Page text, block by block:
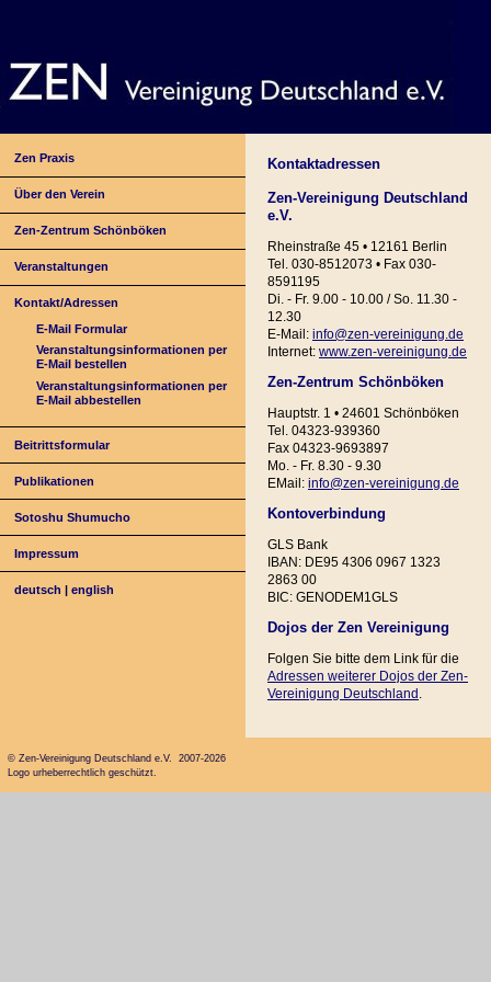
Zen Praxis
Über den Verein
Zen-Zentrum Schönböken
Veranstaltungen
Kontakt/Adressen
E-Mail Formular
Veranstaltungsinformationen per
E-Mail bestellen
Veranstaltungsinformationen per
E-Mail abbestellen
Beitrittsformular
Publikationen
Sotoshu Shumucho
Impressum
deutsch |english
Kontaktadressen
Zen-Vereinigung Deutschland
e.V.
Rheinstraße 45 • 12161 Berlin
Tel. 030-8512073 • Fax 030-
8591195
Di. - Fr. 9.00 - 10.00 / So. 11.30 -
12.30
E-Mail: info@zen-vereinigung.de
Internet: www.zen-vereinigung.de
Zen-Zentrum Schönböken
Hauptstr. 1 • 24601 Schönböken
Tel. 04323-939360
Fax 04323-9693897
Mo. - Fr. 8.30 - 9.30
EMail: info@zen-vereinigung.de
Kontoverbindung
GLS Bank
IBAN: DE95 4306 0967 1323
2863 00
BIC: GENODEM1GLS
Dojos der Zen Vereinigung
Folgen Sie bitte dem Link für die
Adressen weiterer Dojos der Zen-
Vereinigung Deutschland .
© Zen-Vereinigung Deutschland e.V. 2007-2026
Logo urheberrechtlich geschützt.